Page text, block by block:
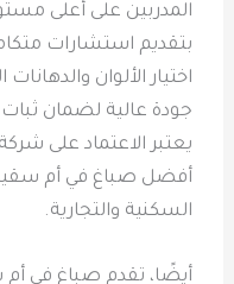
المدربين على أعلى
بتقديم استشارات
اختيار الألوان
جودة عالية لضمان ثبات
يعتبر الاعتماد على
أفضل صباغ في أم سقيم
السكنية والتجارية.
أيضًا، تقدم صباغ في